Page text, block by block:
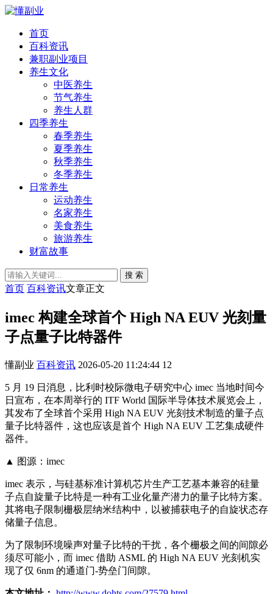
首页
百科资讯
兼职副业项目
养生文化
中医养生
节气养生
养生人群
四季养生
春季养生
夏季养生
秋季养生
冬季养生
日常养生
运动养生
名家养生
美食养生
旅游养生
财富故事
搜 索
首页 百科资讯文章正文
imec 构建全球首个 High NA EUV 光刻量
子点量子比特器件
懂副业 百科资讯 2026-05-20 11:24:44 12
5 月 19 日消息，比利时校际微电子研究中心 imec 当地时间今
日宣布，在本周举行的 ITF World 国际半导体技术展览会上，
其发布了全球首个采用 High NA EUV 光刻技术制造的量子点
量子比特器件，这也应该是首个 High NA EUV 工艺集成硬件
器件。
▲ 图源：imec
imec 表示，与硅基标准计算机芯片生产工艺基本兼容的硅量
子点自旋量子比特是一种有工业化量产潜力的量子比特方案。
其将电子限制栅极层纳米结构中，以被捕获电子的自旋状态存
储量子信息。
为了限制环境噪声对量子比特的干扰，各个栅极之间的间隙必
须尽可能小，而 imec 借助 ASML 的 High NA EUV 光刻机实
现了仅 6nm 的通道门-势垒门间隙。